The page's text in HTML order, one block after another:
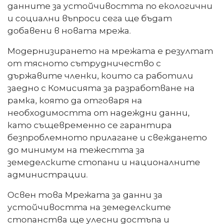
данните за устойчивостта по екологични
и социални въпроси сега ще бъдат
добавени в новата мрежа.
Модернизирането на мрежата е резултат
от тясното сътрудничество с
държавите членки, които са работили
заедно с Комисията за разработване на
рамка, която да отговаря на
необходимостта от надеждни данни,
като същевременно се гарантира
безпроблемното прилагане и свеждането
до минимум на тежестта за
земеделските стопани и националните
администрации.
Освен това Мрежата за данни за
устойчивостта на земеделските
стопанства ще улесни достъпа и